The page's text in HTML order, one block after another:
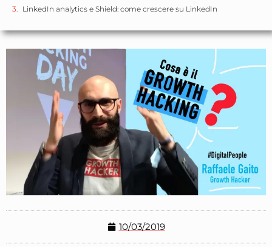
LinkedIn analytics e Shield: come crescere su LinkedIn
10/03/2019